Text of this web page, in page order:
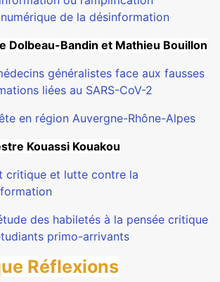
de la désinformation
Dolbeau-Bandin et Mathieu Bouillon
généralistes face aux fausses
liées au SARS-CoV-2
en région Auvergne-Rhône-Alpes
Kouassi Kouakou
critique et lutte contre la
des habiletés à la pensée critique
primo-arrivants
Réflexions